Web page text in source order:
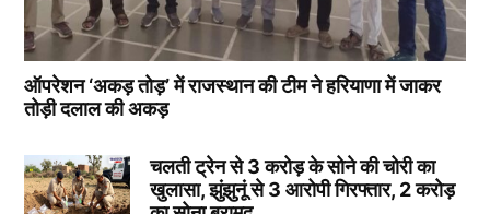
ऑपरेशन ‘अकड़ तोड़’ में राजस्थान की टीम ने हरियाणा में जाकर
तोड़ी दलाल की अकड़
चलती ट्रेन से 3 करोड़ के सोने की चोरी का
खुलासा, झुंझुनूं से 3 आरोपी गिरफ्तार, 2 करोड़